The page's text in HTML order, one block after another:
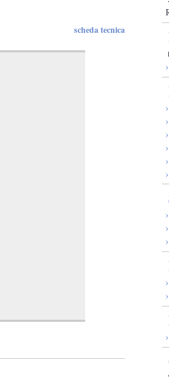
scheda tecnica
›
›
›
›
›
›
›
›
›
›
›
›
›